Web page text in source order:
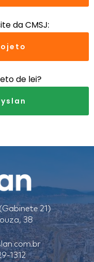
da CMSJ:
de lei?
21)
38
1312